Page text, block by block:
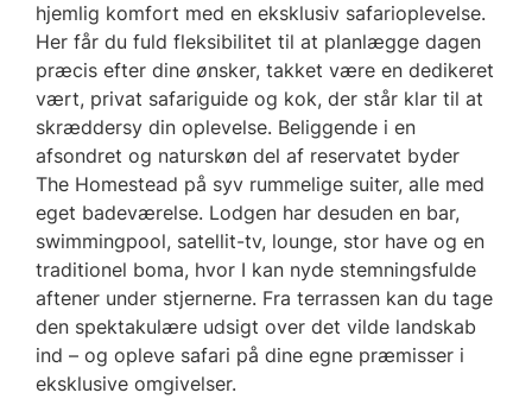
hjemlig komfort med en eksklusiv safarioplevelse.
Her får du fuld fleksibilitet til at planlægge dagen
præcis efter dine ønsker, takket være en dedikeret
vært, privat safariguide og kok, der står klar til at
skræddersy din oplevelse. Beliggende i en
afsondret og naturskøn del af reservatet byder
The Homestead på syv rummelige suiter, alle med
eget badeværelse. Lodgen har desuden en bar,
swimmingpool, satellit-tv, lounge, stor have og en
traditionel boma, hvor I kan nyde stemningsfulde
aftener under stjernerne. Fra terrassen kan du tage
den spektakulære udsigt over det vilde landskab
ind – og opleve safari på dine egne præmisser i
eksklusive omgivelser.